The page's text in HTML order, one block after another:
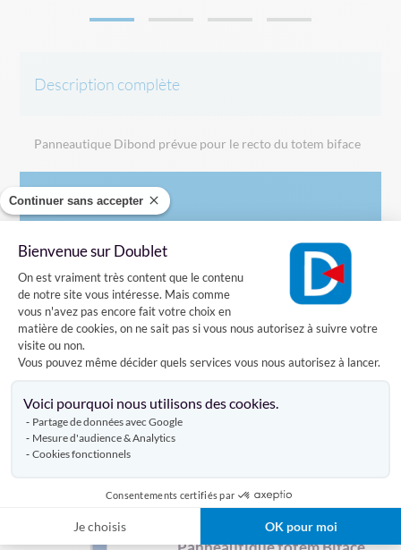
Continuer sans accepter
Bienvenue sur Doublet
Plateforme de Gestion du
On est vraiment très content que le contenu
de notre site vous intéresse. Mais comme
vous n'avez pas encore fait votre choix en
matière de cookies, on ne sait pas si vous nous autorisez à suivre votre
visite ou non.
Vous pouvez même décider quels services vous nous autorisez à lancer.
Voici pourquoi nous utilisons des cookies.
Partage de données avec Google
Mesure d'audience & Analytics
Cookies fonctionnels
Consentements certifiés par
Je choisis OK pour moi
Description complète
Panneautique Dibond prévue pour le recto du totem biface
Caractéristiques
Livraison
Avis clients